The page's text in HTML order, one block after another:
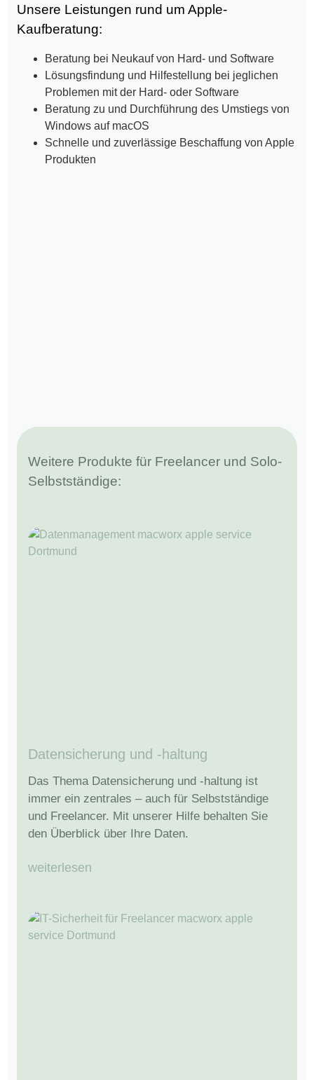
Unsere Leistungen rund um Apple-
Kaufberatung:
Beratung bei Neukauf von Hard- und Software
Lösungsfindung und Hilfestellung bei jeglichen
Problemen mit der Hard- oder Software
Beratung zu und Durchführung des Umstiegs von
Windows auf macOS
Schnelle und zuverlässige Beschaffung von Apple
Produkten
Weitere Produkte für Freelancer und Solo-
Selbstständige:
Datensicherung und -haltung
Das Thema Datensicherung und -haltung ist
immer ein zentrales – auch für Selbstständige
und Freelancer. Mit unserer Hilfe behalten Sie
den Überblick über Ihre Daten.
weiterlesen